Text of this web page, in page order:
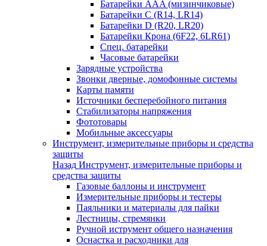
Батарейки AAA (мизинчиковые)
Батарейки C (R14, LR14)
Батарейки D (R20, LR20)
Батарейки Крона (6F22, 6LR61)
Спец. батарейки
Часовые батарейки
Зарядные устройства
Звонки дверные, домофонные системы
Карты памяти
Источники бесперебойного питания
Стабилизаторы напряжения
Фототовары
Мобильные аксессуары
Инструмент, измерительные приборы и средства
защиты
Назад Инструмент, измерительные приборы и
средства защиты
Газовые баллоны и инструмент
Измерительные приборы и тестеры
Паяльники и материалы для пайки
Лестницы, стремянки
Ручной иструмент общего назначения
Оснастка и расходники для